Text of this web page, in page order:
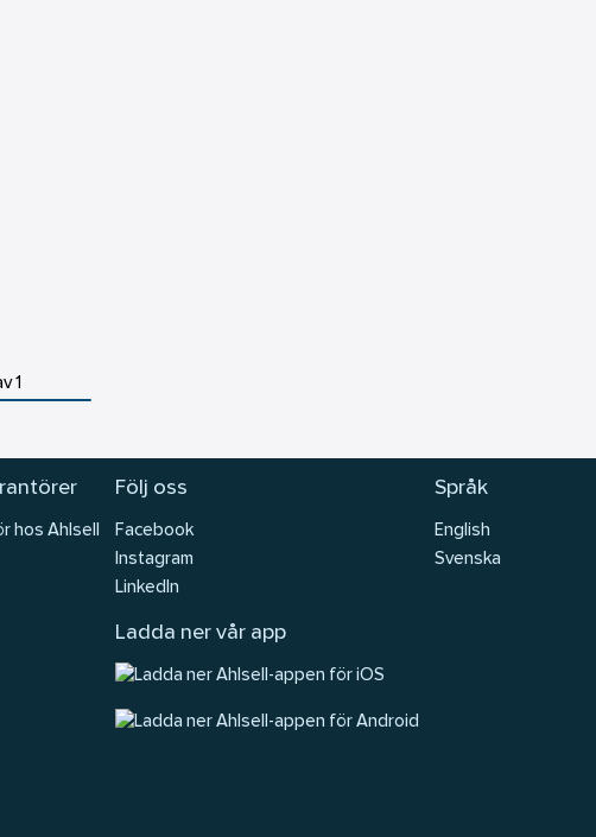
1
hos Ahlsell
Följ oss
Facebook
Instagram
LinkedIn
Ladda ner vår app
Språk
English
Svenska